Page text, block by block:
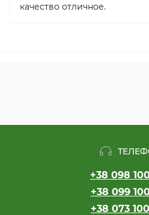
качество отличное.
+38 098
+38 099
+38 073